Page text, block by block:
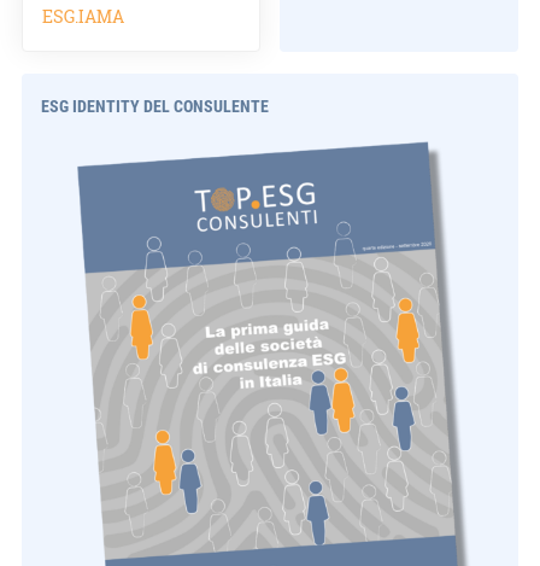
ESG.IAMA
ESG IDENTITY DEL CONSULENTE